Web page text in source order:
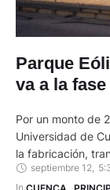
Parque
va a la
Por un monto de
Universidad de
la fabricación,
Parque Eólico
septiembre 12,
In